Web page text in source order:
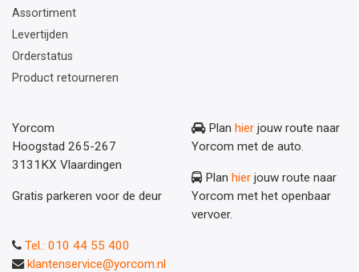
Assortiment
Levertijden
Orderstatus
Product retourneren
Yorcom
Hoogstad 265-267
3131KX Vlaardingen
Gratis parkeren voor de deur
Plan hier jouw route naar
Yorcom met de auto.
Plan hier jouw route naar
Yorcom met het openbaar
vervoer.
Tel.: 010 44 55 400
klantenservice@yorcom.nl